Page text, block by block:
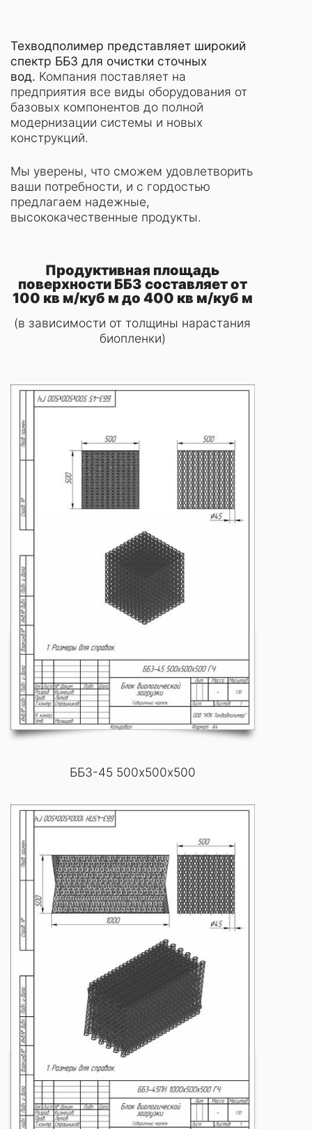
Техводполимер представляет широкий
спектр ББЗ для очистки сточных
вод. Компания поставляет на
предприятия все виды оборудования от
базовых компонентов до полной
модернизации системы и новых
конструкций.
Мы уверены, что сможем удовлетворить
ваши потребности, и с гордостью
предлагаем надежные,
высококачественные продукты.
Продуктивная площадь
поверхности ББЗ составляет от
100 кв м/куб м до 400 кв м/куб м
(в зависимости от толщины нарастания
биопленки)
ББ3-45 500х500х500